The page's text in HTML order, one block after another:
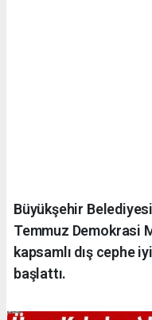
Büyükşehir
Temmuz Demokrasi
kapsamlı dış cephe
başlattı.